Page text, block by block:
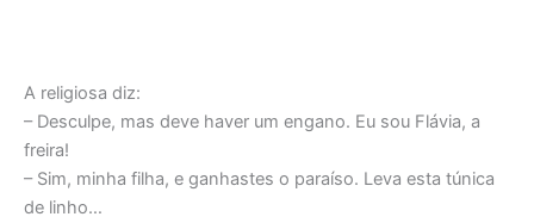
A religiosa diz:
– Desculpe, mas deve haver um engano. Eu sou Flávia, a
freira!
– Sim, minha filha, e ganhastes o paraíso. Leva esta túnica
de linho…